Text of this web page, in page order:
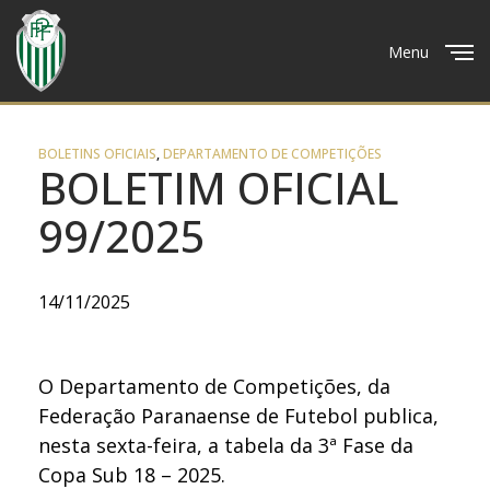
Menu
BOLETINS OFICIAIS,DEPARTAMENTO DE COMPETIÇÕES
BOLETIM OFICIAL
99/2025
14/11/2025
O Departamento de Competições, da
Federação Paranaense de Futebol publica,
nesta sexta-feira, a tabela da 3ª Fase da
Copa Sub 18 – 2025.